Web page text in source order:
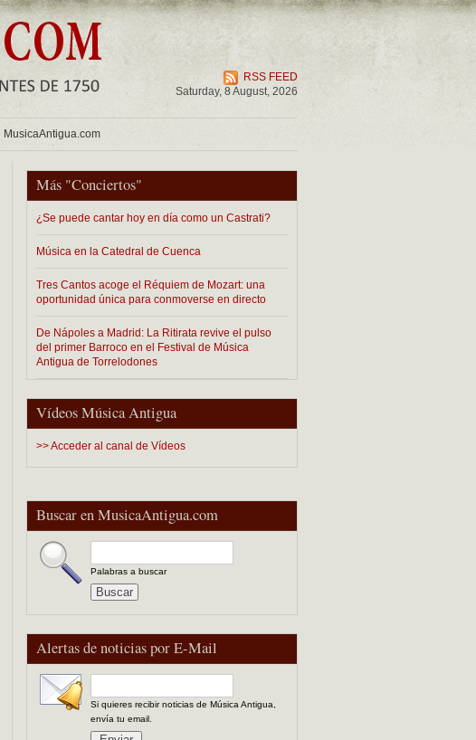
RSS FEED
Saturday, 8 August, 2026
MusicaAntigua.com
Más "Conciertos"
¿Se puede cantar hoy en día como un Castrati?
Música en la Catedral de Cuenca
Tres Cantos acoge el Réquiem de Mozart: una
oportunidad única para conmoverse en directo
De Nápoles a Madrid: La Ritirata revive el pulso
del primer Barroco en el Festival de Música
Antigua de Torrelodones
Vídeos Música Antigua
>> Acceder al canal de Vídeos
Buscar en MusicaAntigua.com
Palabras a buscar
Alertas de noticias por E-Mail
Si quieres recibir noticias de Música Antigua,
envía tu email.